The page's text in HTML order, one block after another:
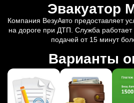
Эвакуатор
Компания ВезуАвто предоставляет
на дороге при ДТП. Служба работает
подачей от 15 минут
Варианты